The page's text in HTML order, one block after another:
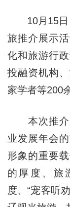
10月15日，
旅推介展示
化和旅游行
投融资机构
家学者等200
本次推介
业发展年会
形象的重要
的厚度、旅
度、“宠客听